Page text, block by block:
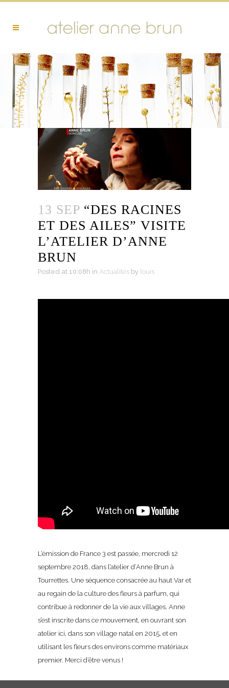
13 SEP “DES RACINES
ET DES AILES” VISITE
L’ATELIER D’ANNE
BRUN
Posted at 10:08h in Actualités by louis
L’émission de France 3 est passée, mercredi 12
septembre 2018, dans l’atelier d’Anne Brun à
Tourrettes. Une séquence consacrée au haut Var et
au regain de la culture des fleurs à parfum, qui
contribue à redonner de la vie aux villages. Anne
s’est inscrite dans ce mouvement, en ouvrant son
atelier ici, dans son village natal en 2015, et en
utilisant les fleurs des environs comme matériaux
premier. Merci d’être venus !